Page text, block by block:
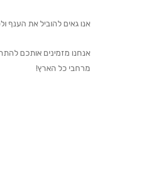
אנו גאים להוביל את הענף
מרחבי כל הארץ!